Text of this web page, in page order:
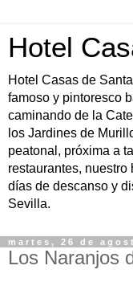
Hotel
Hotel Casas de
famoso y pintoresco
caminando de la
los Jardines de
peatonal, próxima a
restaurantes,
días de descanso y
Sevilla.
martes, 26 de
Los Naranjos